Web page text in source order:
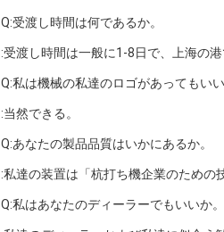
Q:受渡し時間は何であるか。
:受渡し時間は一般に1-8日で、上海の
Q:私は機械の私達のロゴがあってもいい
:当然できる。
Q:あなたの製品品質はいかにあるか。
:私達の装置は「杭打ち機企業のための
Q:私はあなたのディーラーでもいいか。